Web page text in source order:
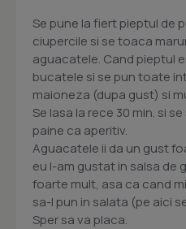
Se pune la fiert pieptul de
ciupercile si se toaca
aguacatele. Cand pieptul
bucatele si se pun toate
maioneza (dupa gust) si
Se lasa la rece 30 min. si
paine ca aperitiv.
Aguacatele ii da un gust
eu l-am gustat in salsa de
foarte mult, asa ca cand
sa-l pun in salata (pe aici
Sper sa va placa.